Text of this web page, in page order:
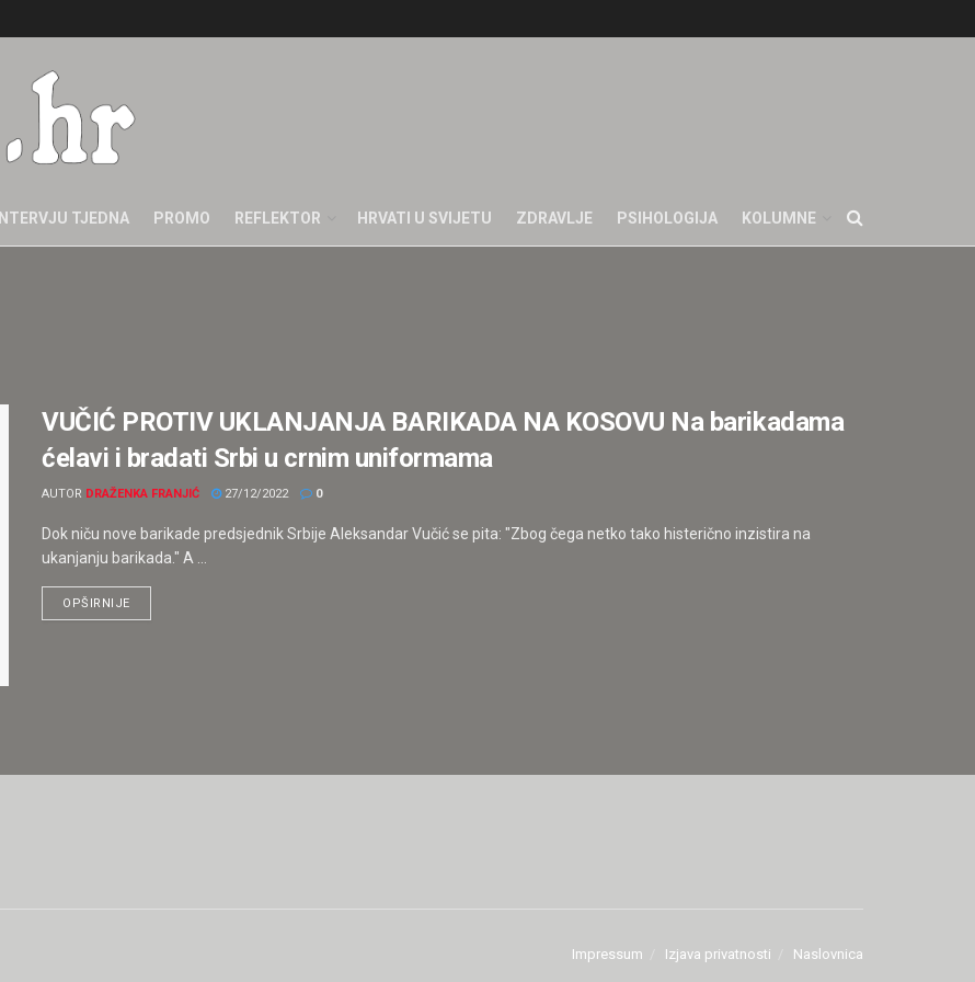
INTERVJU TJEDNA PROMO REFLEKTOR HRVATI U SVIJETU ZDRAVLJE PSIHOLOGIJA KOLUMNE
VUČIĆ PROTIV UKLANJANJA BARIKADA NA KOSOVU Na barikadama
ćelavi i bradati Srbi u crnim uniformama
AUTOR DRAŽENKA FRANJIĆ 27/12/2022 0
Dok niču nove barikade predsjednik Srbije Aleksandar Vučić se pita: "Zbog čega netko tako histerično inzistira na
ukanjanju barikada." A ...
OPŠIRNIJE
Impressum Izjava privatnosti Naslovnica